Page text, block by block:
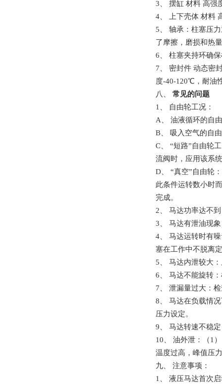
3、 摆缸 材料 高强
4、
上下壳体 材料
5、 轴承：柱塞压
了摩擦，磨损和热
6、 柱塞夹持环确
7、 密封件 动态密
度-40-120℃，耐油
八、 常见的问题
1、
自由轮工况：
A、 油液循环的自
B、 吸入空气的自
C、 “短路”自由轮
流阀时，应用该系
D、 “真空”自由轮
此条件运转数小时
完成。
2、 马达功率达不
3、 马达有泄油现
4、 马达运转时有
塞在工作中不脱离
5、 马达内泄较大
6、 马达不能旋转
7、 泄漏量过大：
8、 马达在负载情
压力设定。
9、 马达转速不稳
10、 油外泄：（1
温度过高，峰值压
九、 注意事项：
1、 液压马达首次